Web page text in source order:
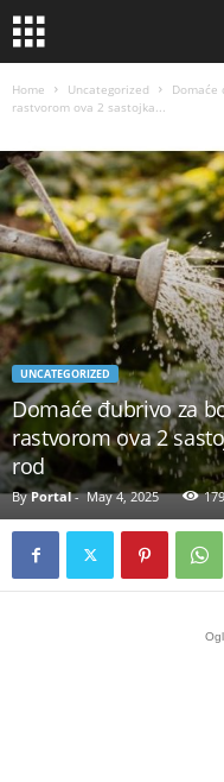
Home Uncategorized
rastvorom ova 2 sastojka...
UNCATEGORIZED
Domaće đubrivo za
rastvorom ova 2
rod
By Portal- May 4, 2025 179